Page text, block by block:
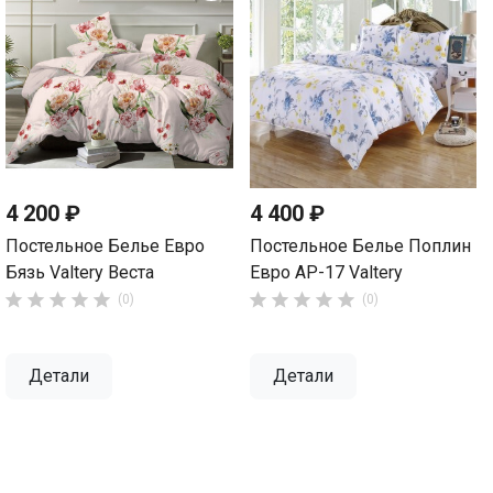
4 200 ₽
Постельное Белье Евро
Бязь Valtery Веста
     (0)
Детали
4 400 ₽
Постельное Белье Поплин
Евро AP-17 Valtery
     (0)
Детали